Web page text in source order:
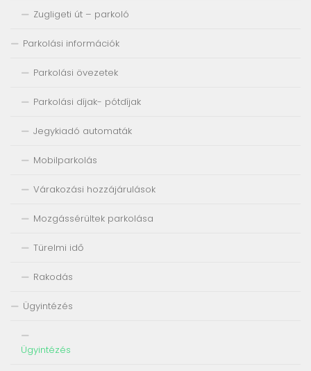
Zugligeti út – parkoló
Parkolási információk
Parkolási övezetek
Parkolási díjak- pótdíjak
Jegykiadó automaták
Mobilparkolás
Várakozási hozzájárulások
Mozgássérültek parkolása
Türelmi idő
Rakodás
Ügyintézés
Ügyintézés